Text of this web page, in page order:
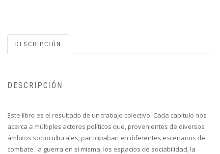
DESCRIPCIÓN
DESCRIPCIÓN
Este libro es el resultado de un trabajo colectivo. Cada capítulo nos
acerca a múltiples actores políticos que, provenientes de diversos
ámbitos socioculturales, participaban en diferentes escenarios de
combate: la guerra en sí misma, los espacios de sociabilidad, la